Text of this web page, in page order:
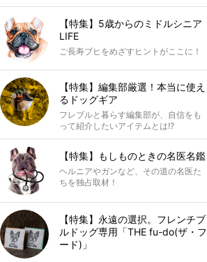
【特集】5歳からのミドルシニア
LIFE
ご長寿ブヒをめざすヒントがここに！
【特集】編集部厳選！本当に使え
るドッグギア
フレブルと暮らす編集部が、自信をも
って紹介したいアイテムとは!?
【特集】もしものときの名医名鑑
ヘルニアやガンなど、その道の名医た
ちを独占取材！
【特集】永遠の選択。フレンチブ
ルドッグ専用「THE fu-do(ザ・フ
ード)」